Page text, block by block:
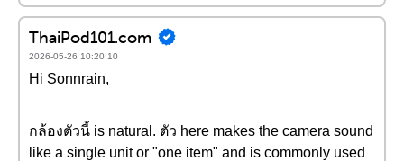
ThaiPod101.com
2026-05-26 10:20:10
Hi Sonnrain,
กล้องตัวนี้ is natural. ตัว here makes the camera sound
like a single unit or "one item" and is commonly used